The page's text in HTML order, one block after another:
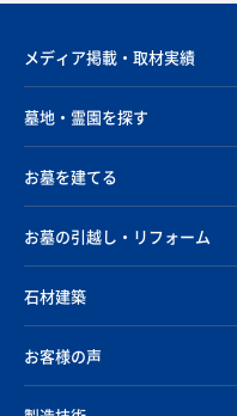
メディア掲載・取材実績
墓地・霊園を探す
お墓を建てる
お墓の引越し・リフォーム
石材建築
お客様の声